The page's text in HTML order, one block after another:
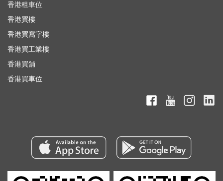
香港租車位
香港買樓
香港買寫字樓
香港買工業樓
香港買舖
香港買車位